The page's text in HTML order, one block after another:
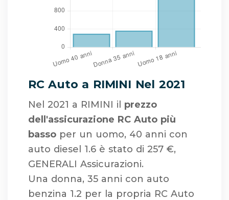
RC Auto a RIMINI Nel 2021
Nel 2021 a RIMINI il prezzo
dell'assicurazione RC Auto più
basso per un uomo, 40 anni con
auto diesel 1.6 è stato di 257 €,
GENERALI Assicurazioni.
Una donna, 35 anni con auto
benzina 1.2 per la propria RC Auto